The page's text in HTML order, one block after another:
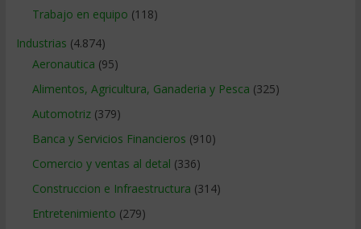
Trabajo en equipo (118)
Industrias (4.874)
Aeronautica (95)
Alimentos, Agricultura, Ganaderia y Pesca (325)
Automotriz(379)
Banca y Servicios Financieros (910)
Comercio y ventas al detal (336)
Construccion e Infraestructura (314)
Entretenimiento (279)